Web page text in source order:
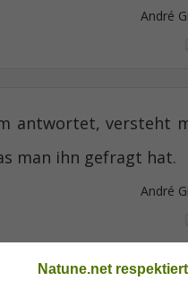
André
antwortet, versteht
man ihn gefragt hat.
André
Natune.net